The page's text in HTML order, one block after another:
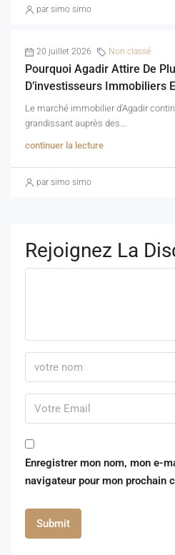
par simo simo
20 juillet 2026 Non classé
Pourquoi Agadir Attire De
D’investisseurs Immobiliers
Le marché immobilier d'Agadir
grandissant auprès des...
continuer la lecture
par simo simo
Rejoignez La
Enregistrer mon nom, mon e-
navigateur pour mon prochain